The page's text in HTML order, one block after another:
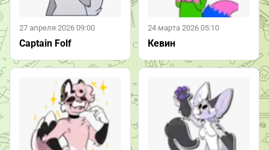
27 апреля 2026 09:00
Captain Folf
24 марта 2026 05:10
Кевин